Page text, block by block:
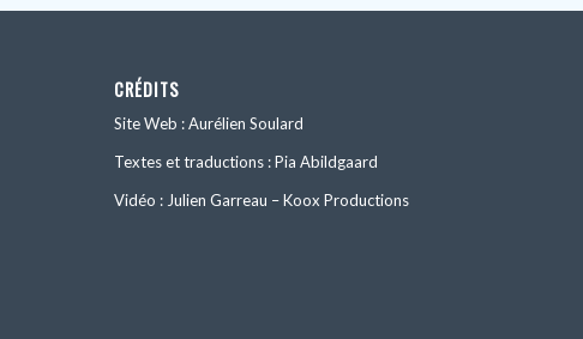
CRÉDITS
Site Web : Aurélien Soulard
Textes et traductions : Pia Abildgaard
Vidéo : Julien Garreau – Koox Productions